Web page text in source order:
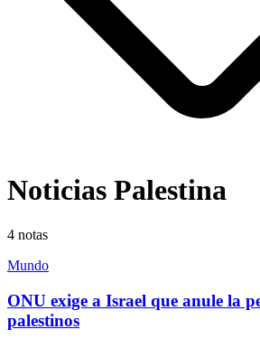
Noticias Palestina
4 notas
Mundo
ONU exige a Israel que anule la
palestinos